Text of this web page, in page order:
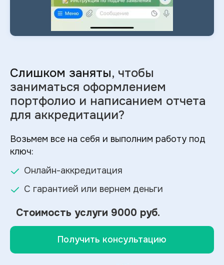
Слишком заняты, чтобы
заниматься оформлением
портфолио и написанием отчета
для аккредитации?
Возьмем все на себя и выполним работу под
ключ:
Онлайн-аккредитация
С гарантией или вернем деньги
Стоимость услуги 9000 руб.
Получить консультацию